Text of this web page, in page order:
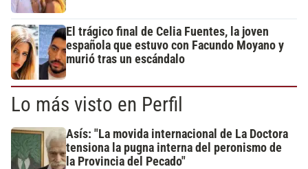
El trágico final de Celia Fuentes, la joven
española que estuvo con Facundo Moyano y
murió tras un escándalo
Lo más visto en Perfil
Asís: "La movida internacional de La Doctora
tensiona la pugna interna del peronismo de
la Provincia del Pecado"